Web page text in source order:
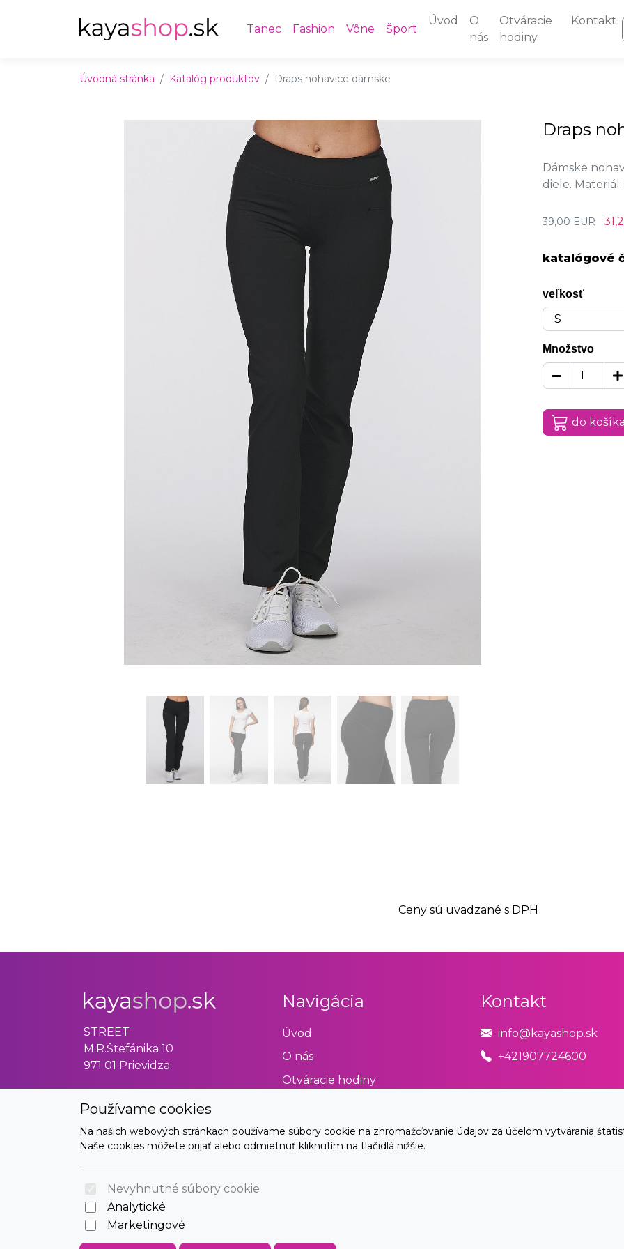
Tanec
Fashion Vône Šport
Úvod
O
nás
Otváracie
hodiny
Kontakt
Úvodná stránka Katalóg produktov Draps nohavice dámske
Draps
Dámske
diele.
39,00 EUR
katalógové
veľkosť
Množstvo
do
Ceny sú uvadzané s DPH
Používame cookies
Na našich webových stránkach používame súbory cookie na zhromažďovanie údajov za účelom vytvárania
Naše cookies môžete prijať alebo odmietnuť kliknutím na tlačidlá nižšie.
Nevyhnutné súbory cookie
Analytické
Marketingové
STREET
M.R.Štefánika 10
971 01 Prievidza
Navigácia
Úvod
O nás
Otváracie hodiny
Odstúpiť od zmluvy tu
Kontakt
Kontakt
info@kayashop.sk
+421907724600